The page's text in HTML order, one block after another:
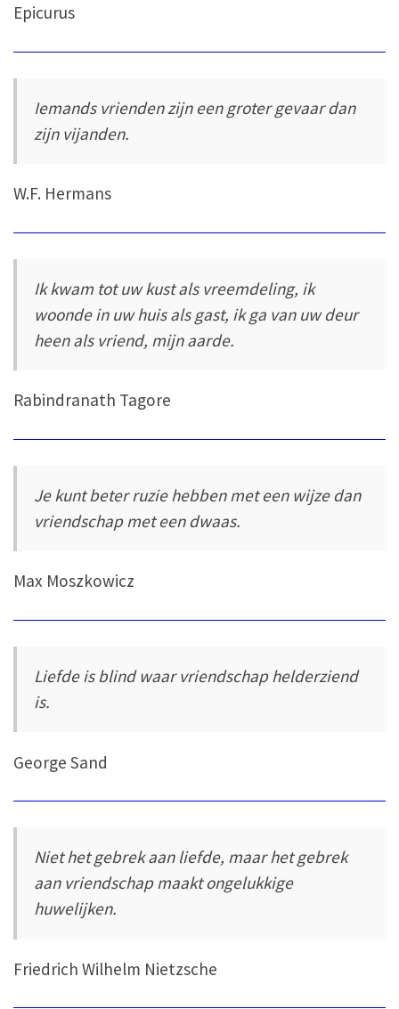
Epicurus
Iemands vrienden zijn een groter gevaar dan
zijn vijanden.
W.F. Hermans
Ik kwam tot uw kust als vreemdeling, ik
woonde in uw huis als gast, ik ga van uw deur
heen als vriend, mijn aarde.
Rabindranath Tagore
Je kunt beter ruzie hebben met een wijze dan
vriendschap met een dwaas.
Max Moszkowicz
Liefde is blind waar vriendschap helderziend
is.
George Sand
Niet het gebrek aan liefde, maar het gebrek
aan vriendschap maakt ongelukkige
huwelijken.
Friedrich Wilhelm Nietzsche